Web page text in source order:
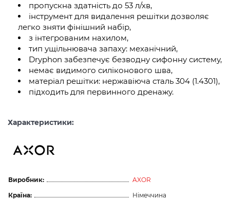
пропускна здатність до 53 л/хв,
інструмент для видалення решітки дозволяє
легко зняти фінішний набір,
з інтегрованим нахилом,
тип ущільнювача запаху: механічний,
Dryphon забезпечує безводну сифонну систему,
немає видимого силіконового шва,
матеріал решітки: нержавіюча сталь 304 (1.4301),
підходить для первинного дренажу.
Характеристики:
Виробник:
AXOR
Країна:
Німеччина